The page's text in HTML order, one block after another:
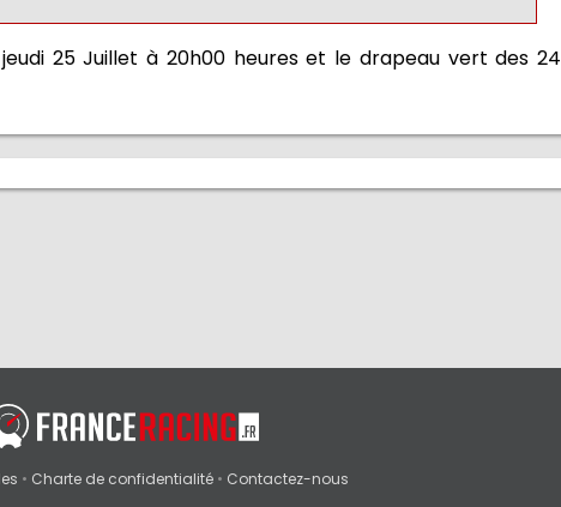
25 Juillet à 20h00 heures et le drapeau vert des 24
• Charte de confidentialité• Contactez-nous